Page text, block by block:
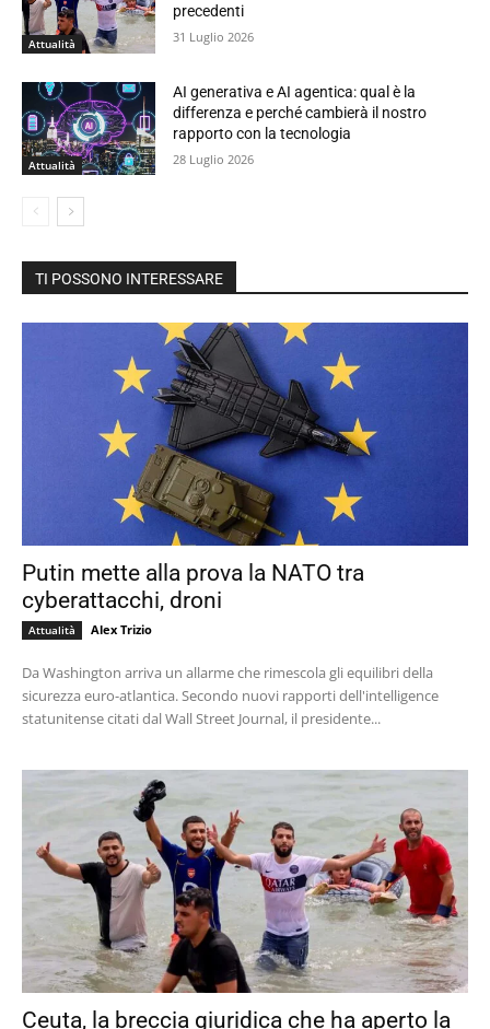
Attualità
precedenti
31 Luglio 2026
Attualità
AI generativa e AI agentica: qual è la
differenza e perché cambierà il nostro
rapporto con la tecnologia
28 Luglio 2026
TI POSSONO INTERESSARE
Putin mette alla prova la NATO tra
cyberattacchi, droni
Attualità Alex Trizio
Da Washington arriva un allarme che rimescola gli equilibri della
sicurezza euro-atlantica. Secondo nuovi rapporti dell'intelligence
statunitense citati dal Wall Street Journal, il presidente...
Ceuta, la breccia giuridica che ha aperto la